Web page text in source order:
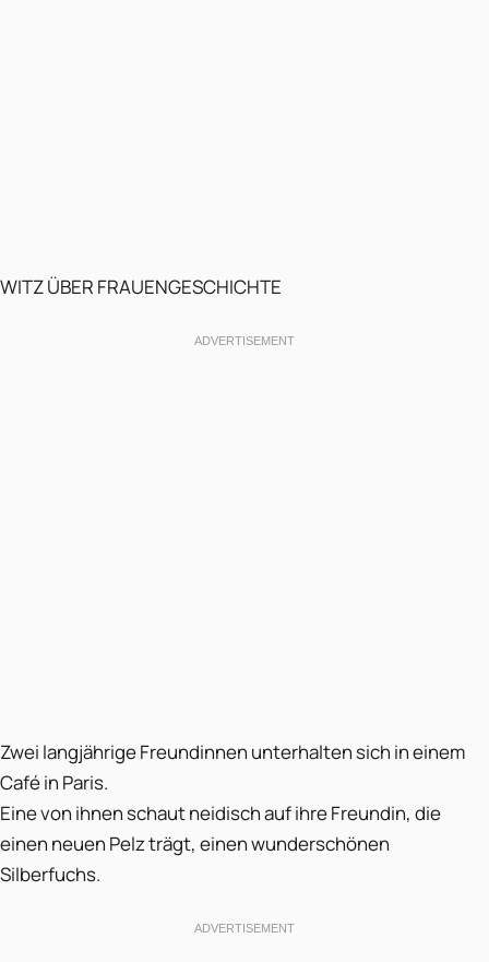
WITZ ÜBER FRAUENGESCHICHTE
Zwei langjährige Freundinnen unterhalten sich in einem
Café in Paris.
Eine von ihnen schaut neidisch auf ihre Freundin, die
einen neuen Pelz trägt, einen wunderschönen
Silberfuchs.